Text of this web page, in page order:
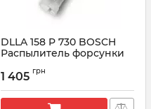
DLLA 158 P 730 BOSCH
Распылитель форсунки
Артикул:
1 405 грн